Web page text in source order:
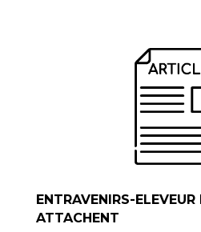
ENTRAVENIRS-
ATTACHENT